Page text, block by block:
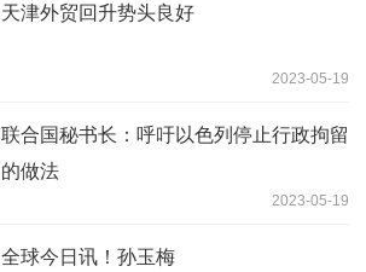
天津外贸回升势头良好
2023-05-19
联合国秘书长：呼吁以色列停止行政拘留
的做法
2023-05-19
全球今日讯！孙玉梅